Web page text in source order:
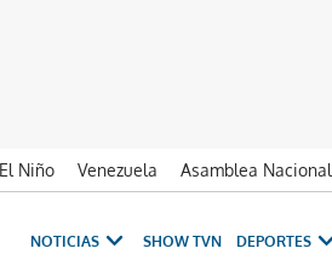
Niño Venezuela Asamblea Nacional
NOTICIAS SHOW TVN DEPORTES